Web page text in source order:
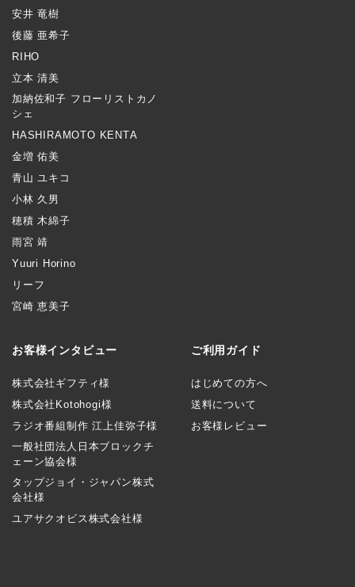
安井 竜樹
後藤 亜希子
RIHO
立本 清美
加納佐和子 フローリストカノ
シェ
HASHIRAMOTO KENTA
金増 佑美
青山 ユキコ
小林 久男
穂積 木綿子
雨宮 靖
Yuuri Horino
リーフ
宮崎 恵美子
お客様インタビュー
株式会社ギフティ様
株式会社Kotohogi様
ラジオ番組制作 江上佳弥子様
一般社団法人日本ブロックチ
ェーン協会様
タップジョイ・ジャパン株式
会社様
ユアサクオビス株式会社様
ご利用ガイド
はじめての方へ
送料について
お客様レビュー